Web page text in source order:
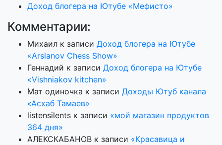
Доход блогера на Ютубе «Мефисто»
Комментарии:
Михаил к записи Доход блогера на Ютубе
«Arslanov Chess Show»
Геннадий к записи Доход блогера на Ютубе
«Vishniakov kitchen»
Мат одиночка к записи Доходы Ютуб канала
«Асхаб Тамаев»
listensilents к записи «мой магазин продуктов
364 дня»
АЛЕКСКАБАНОВ к записи «Красавица и